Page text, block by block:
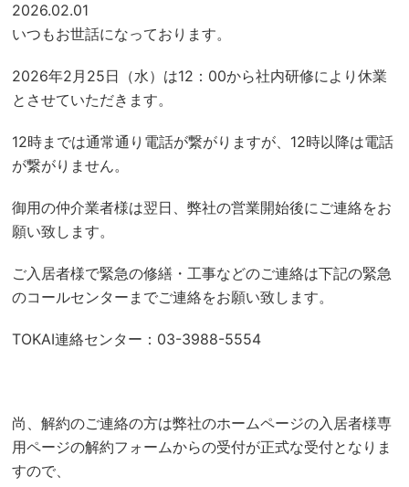
2026.02.01
いつもお世話になっております。
2026年2月25日（水）は12：00から社内研修により休業
とさせていただきます。
12時までは通常通り電話が繋がりますが、12時以降は電話
が繋がりません。
御用の仲介業者様は翌日、弊社の営業開始後にご連絡をお
願い致します。
ご入居者様で緊急の修繕・工事などのご連絡は下記の緊急
のコールセンターまでご連絡をお願い致します。
TOKAI連絡センター：03-3988-5554
尚、解約のご連絡の方は弊社のホームページの入居者様専
用ページの解約フォームからの受付が正式な受付となりま
すので、